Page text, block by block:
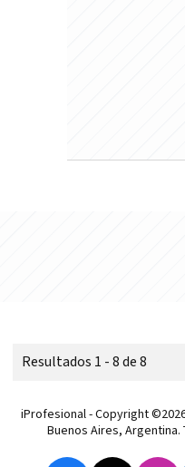
Resultados 1 - 8 de 8
iProfesional - Copyright
Buenos Aires,